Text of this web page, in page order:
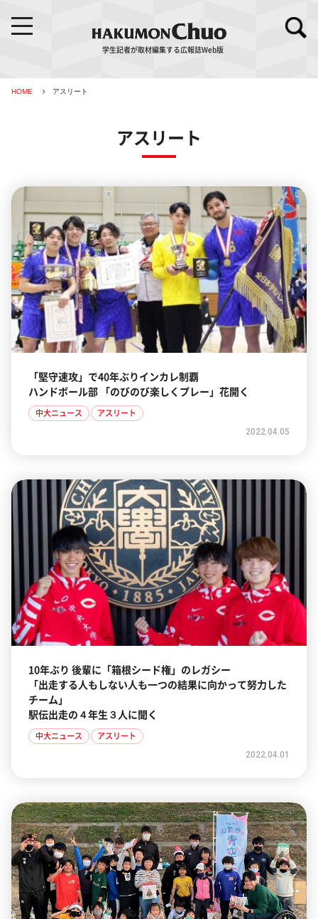
学生記者が取材編集する広報誌Web版
HOME アスリート
アスリート
「堅守速攻」で40年ぶりインカレ制覇
ハンドボール部 「のびのび楽しくプレー」花開く
中大ニュース アスリート
2022.04.05
10年ぶり 後輩に「箱根シード権」のレガシー
「出走する人もしない人も一つの結果に向かって努力した
チーム」
駅伝出走の４年生３人に聞く
中大ニュース アスリート
2022.04.01